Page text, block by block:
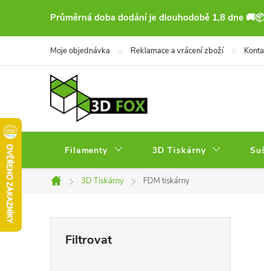
Průměrná doba dodání je dlouhodobě 1,8 dne
Moje objednávka Reklamace a vrácení zboží
Filamenty 3D Tiskárny
Domů
3D Tiskárny FDM tiskárny